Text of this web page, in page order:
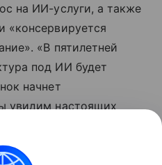
на ИИ-услуги, а также
«консервируется
«В пятилетней
под ИИ будет
начнет
увидим настоящих
основатель AIANA